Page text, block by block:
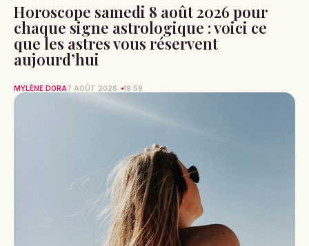
Horoscope samedi 8 août 2026 pour
chaque signe astrologique : voici ce
que les astres vous réservent
aujourd’hui
MYLÈNE DORA7 AOÛT 2026 19:59